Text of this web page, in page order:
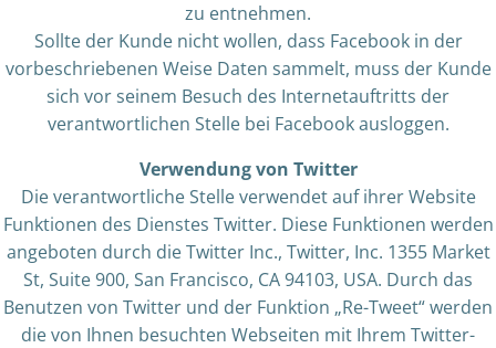
zu entnehmen.
Sollte der Kunde nicht wollen, dass Facebook in der
vorbeschriebenen Weise Daten sammelt, muss der Kunde
sich vor seinem Besuch des Internetauftritts der
verantwortlichen Stelle bei Facebook ausloggen.
Verwendung von Twitter
Die verantwortliche Stelle verwendet auf ihrer Website
Funktionen des Dienstes Twitter. Diese Funktionen werden
angeboten durch die Twitter Inc., Twitter, Inc. 1355 Market
St, Suite 900, San Francisco, CA 94103, USA. Durch das
Benutzen von Twitter und der Funktion „Re-Tweet“ werden
die von Ihnen besuchten Webseiten mit Ihrem Twitter-